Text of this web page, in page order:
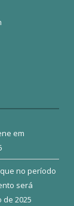
em
no período
será
de 2025